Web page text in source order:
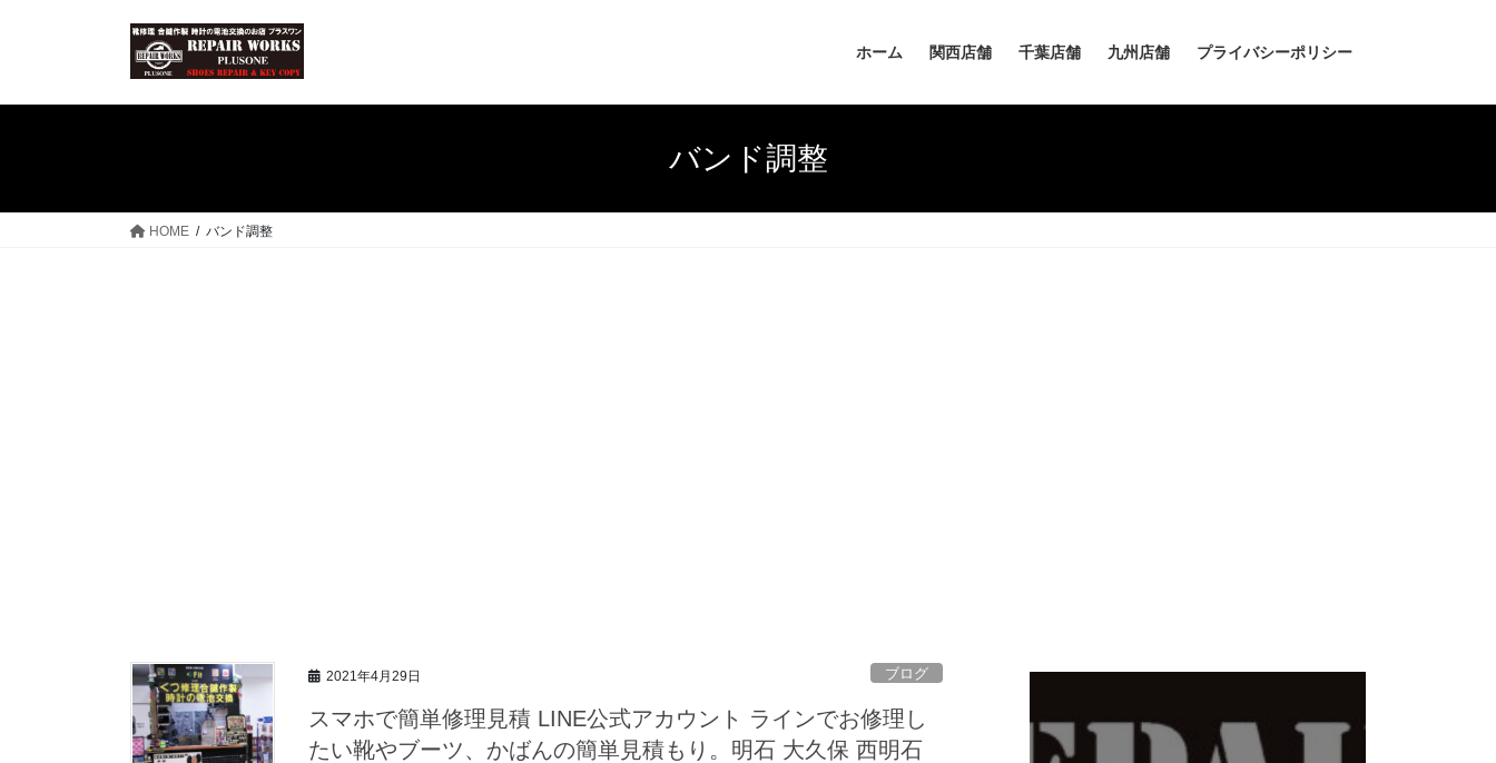
ホーム 関西店舗 千葉店舗 九州店舗 プライバシーポリシー
バンド調整
HOME バンド調整
2021年4月29日 ブログ
スマホで簡単修理見積 LINE公式アカウント ラインでお修理し
たい靴やブーツ、かばんの簡単見積もり。明石 大久保 西明石